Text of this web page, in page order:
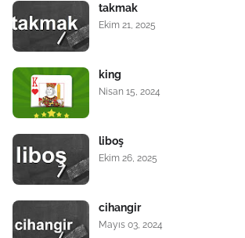
takmak
Ekim 21, 2025
king
Nisan 15, 2024
liboş
Ekim 26, 2025
cihangir
Mayıs 03, 2024